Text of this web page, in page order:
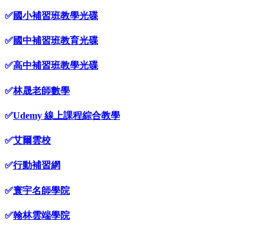
✅國小補習班教學光碟
✅國中補習班教育光碟
✅高中補習班教學光碟
✅林晟老師數學
✅Udemy 線上課程綜合教學
✅艾爾雲校
✅行動補習網
✅寰宇名師學院
✅翰林雲端學院